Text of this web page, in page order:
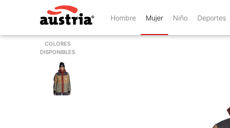
Hombre Mujer Niño Deportes
COLORES
DISPONIBLES